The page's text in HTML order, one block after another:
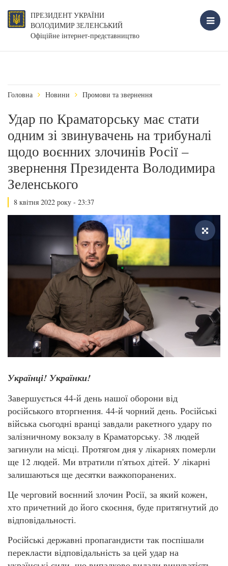
ПРЕЗИДЕНТ УКРАЇНИ
ВОЛОДИМИР ЗЕЛЕНСЬКИЙ
Офіційне інтернет-представництво
Головна Новини Промови та звернення
Удар по Краматорську має стати
одним зі звинувачень на трибуналі
щодо воєнних злочинів Росії –
звернення Президента Володимира
Зеленського
8 квітня 2022 року - 23:37
Українці! Українки!
Завершується 44-й день нашої оборони від
російського вторгнення. 44-й чорний день. Російські
війська сьогодні вранці завдали ракетного удару по
залізничному вокзалу в Краматорську. 38 людей
загинули на місці. Протягом дня у лікарнях померли
ще 12 людей. Ми втратили п'ятьох дітей. У лікарні
залишаються ще десятки важкопоранених.
Це черговий воєнний злочин Росії, за який кожен,
хто причетний до його скоєння, буде притягнутий до
відповідальності.
Російські державні пропагандисти так поспішали
перекласти відповідальність за цей удар на